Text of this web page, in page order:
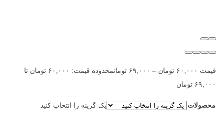
قیمت ۶۰,۰۰۰ تومان – ۶۹,۰۰۰ تومان
محدوده قیمت: ۶۰,۰۰۰ تومان تا
۶۹,۰۰۰ تومان
محصولات
یک گزینه را انتخاب کنید